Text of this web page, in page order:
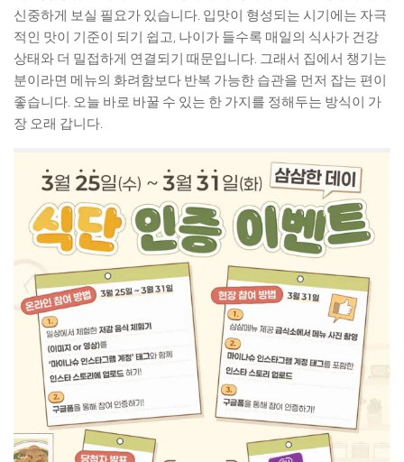
신중하게 보실 필요가 있습니다. 입맛이 형성되는 시기에는 자극
적인 맛이 기준이 되기 쉽고, 나이가 들수록 매일의 식사가 건강
상태와 더 밀접하게 연결되기 때문입니다. 그래서 집에서 챙기는
분이라면 메뉴의 화려함보다 반복 가능한 습관을 먼저 잡는 편이
좋습니다. 오늘 바로 바꿀 수 있는 한 가지를 정해두는 방식이 가
장 오래 갑니다.